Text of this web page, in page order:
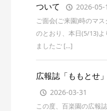
ついて
2026-05-
ご面会(ご来園)時のマ
のとおり、本日(5/13)よ
ましたご […]
広報誌「ももとせ
2026-03-31
この度、百楽園の広報